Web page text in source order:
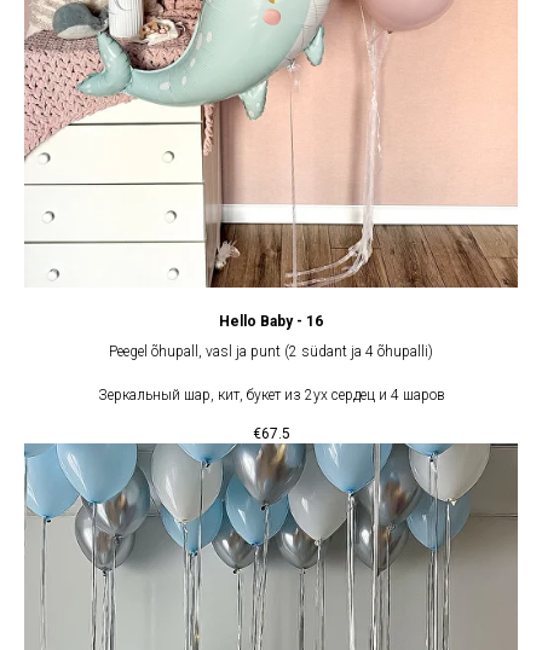
Hello Baby - 16
Peegel õhupall, vasl ja punt (2 südant ja 4 õhupalli)
Зеркальный шар, кит, букет из 2ух сердец и 4 шаров
€67.5